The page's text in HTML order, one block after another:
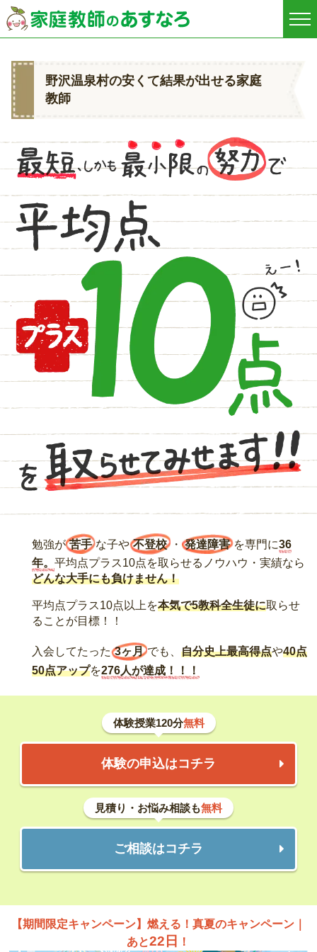
野沢温泉村の安くて結果が出せる家庭
教師
勉強が 苦手 な子や 不登校 ・ 発達障害 を専門に36
年。平均点プラス10点を取らせるノウハウ・実績なら
どんな大手にも負けません！
平均点プラス10点以上を本気で5教科全生徒に取らせ
ることが目標！！
入会してたった 3ヶ月 でも、自分史上最高得点や40点
50点アップを276人が達成！！！
体験授業120分無料
体験の申込はコチラ
見積り・お悩み相談も無料
ご相談はコチラ
【期間限定キャンペーン】燃える！真夏のキャンペーン｜
あと22日 ！